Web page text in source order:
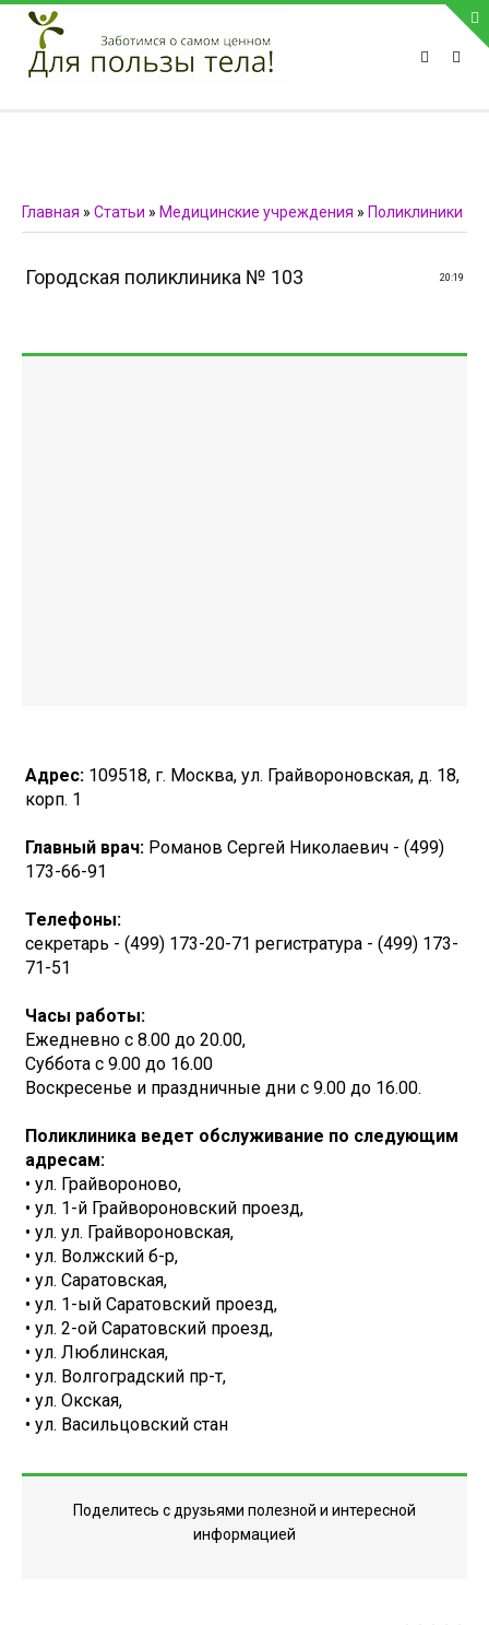
ПРИВЕТСТВУЕМ НА НАШЕМ САЙТЕ
Блок скоро обновится
Телефон:
Главная » Статьи » Медицинские учреждения » Поликлиники
20:19
Городская поликлиника № 103
Адрес: 109518, г. Москва, ул. Грайвороновская, д. 18,
корп. 1
Главный врач: Романов Сергей Николаевич - (499)
173-66-91
Телефоны:
секретарь - (499) 173-20-71 регистратура - (499) 173-
71-51
Часы работы:
Ежедневно с 8.00 до 20.00,
Суббота с 9.00 до 16.00
Воскресенье и праздничные дни с 9.00 до 16.00.
Поликлиника ведет обслуживание по следующим
адресам:
• ул. Грайвороново,
• ул. 1-й Грайвороновский проезд,
• ул. ул. Грайвороновская,
• ул. Волжский б-р,
• ул. Саратовская,
• ул. 1-ый Саратовский проезд,
• ул. 2-ой Саратовский проезд,
• ул. Люблинская,
• ул. Волгоградский пр-т,
• ул. Окская,
• ул. Васильцовский стан
Поделитесь с друзьями полезной и интересной
информацией